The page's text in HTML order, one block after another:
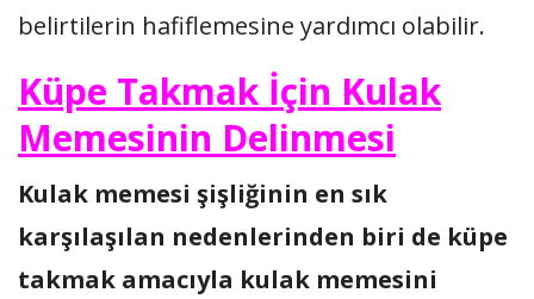
belirtilerin hafiflemesine yardımcı olabilir.
Küpe Takmak İçin Kulak
Memesinin Delinmesi
Kulak memesi şişliğinin en sık
karşılaşılan nedenlerinden biri de küpe
takmak amacıyla kulak memesini